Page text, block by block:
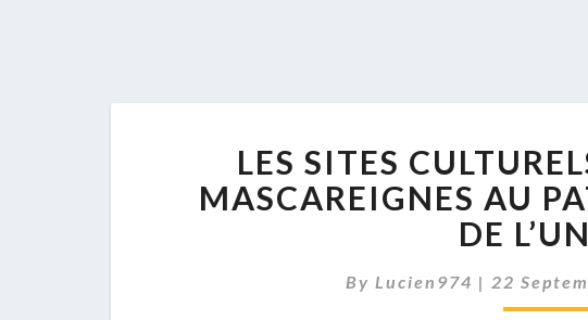
LES SITES
MASCAREIGNES AU
DE
By Lucien974 | 22